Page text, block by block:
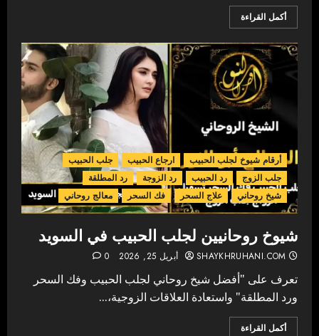
أكمل القراءة
أرقام شيوخ لجلب الحبيب ارجاع الحبيب
جلب الحبيب
جلب الزوج
رد الحبيب رد الزوجة
رد المطلقة
شيخ روحاني
علاج السحر فك السحر معالج روحاني
شيوخ روحانيين لجلب الحبيب في السويد
SHAYKHRUHANI.COM أبريل 25, 2026 0
تعرف على "أفضل شيخ روحاني لجلب الحبيب وفك السحر
ورد المطلقة" واستعادة العلاقات الزوجية،...
أكمل القراءة